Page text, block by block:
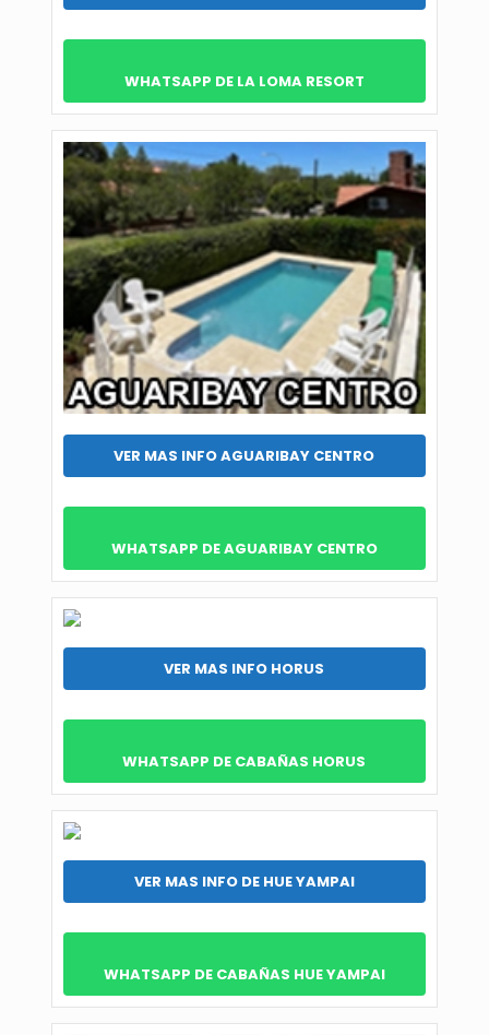
WHATSAPP DE LA LOMA RESORT
VER MAS INFO AGUARIBAY CENTRO
WHATSAPP DE AGUARIBAY CENTRO
VER MAS INFO HORUS
WHATSAPP DE CABAÑAS HORUS
VER MAS INFO DE HUE YAMPAI
WHATSAPP DE CABAÑAS HUE YAMPAI